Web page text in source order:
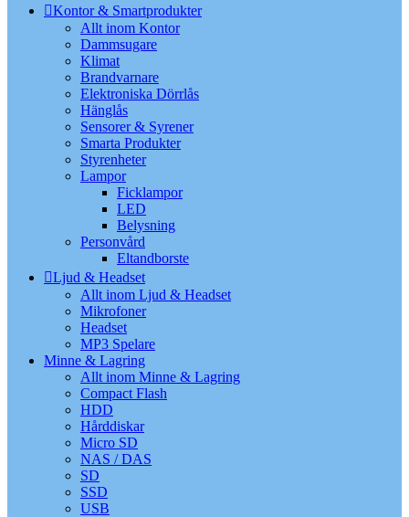
Kontor & Smartprodukter
Allt inom Kontor
Dammsugare
Klimat
Brandvarnare
Elektroniska Dörrlås
Hänglås
Sensorer & Syrener
Smarta Produkter
Styrenheter
Lampor
Ficklampor
LED
Belysning
Personvård
Eltandborste
Ljud & Headset
Allt inom Ljud & Headset
Mikrofoner
Headset
MP3 Spelare
Minne & Lagring
Allt inom Minne & Lagring
Compact Flash
HDD
Hårddiskar
Micro SD
NAS / DAS
SD
SSD
USB